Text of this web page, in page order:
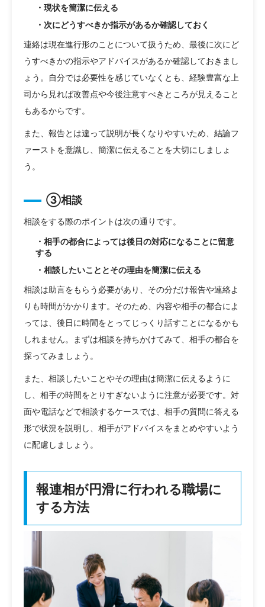
・現状を簡潔に伝える
・次にどうすべきか指示があるか確認しておく
連絡は現在進行形のことについて扱うため、最後に次にど
うすべきかの指示やアドバイスがあるか確認しておきまし
ょう。自分では必要性を感じていなくとも、経験豊富な上
司から見れば改善点や今後注意すべきところが見えること
もあるからです。
また、報告とは違って説明が長くなりやすいため、結論フ
ァーストを意識し、簡潔に伝えることを大切にしましょ
う。
③相談
相談をする際のポイントは次の通りです。
・相手の都合によっては後日の対応になることに留意
する
・相談したいこととその理由を簡潔に伝える
相談は助言をもらう必要があり、その分だけ報告や連絡よ
りも時間がかかります。そのため、内容や相手の都合によ
っては、後日に時間をとってじっくり話すことになるかも
しれません。まずは相談を持ちかけてみて、相手の都合を
探ってみましょう。
また、相談したいことやその理由は簡潔に伝えるように
し、相手の時間をとりすぎないように注意が必要です。対
面や電話などで相談するケースでは、相手の質問に答える
形で状況を説明し、相手がアドバイスをまとめやすいよう
に配慮しましょう。
報連相が円滑に行われる職場に
する方法